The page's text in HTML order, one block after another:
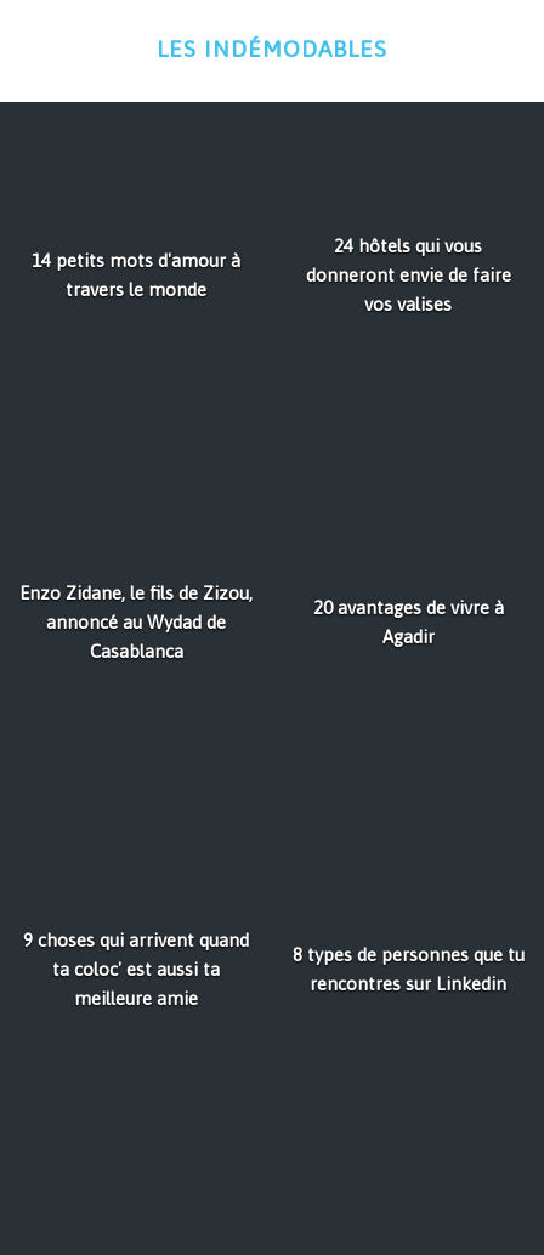
LES INDÉMODABLES
14 petits mots d'amour à
travers le monde
24 hôtels qui vous
donneront envie de faire
vos valises
Enzo Zidane, le fils de Zizou,
annoncé au Wydad de
Casablanca
20 avantages de vivre à
Agadir
9 choses qui arrivent quand
ta coloc' est aussi ta
meilleure amie
8 types de personnes que tu
rencontres sur Linkedin